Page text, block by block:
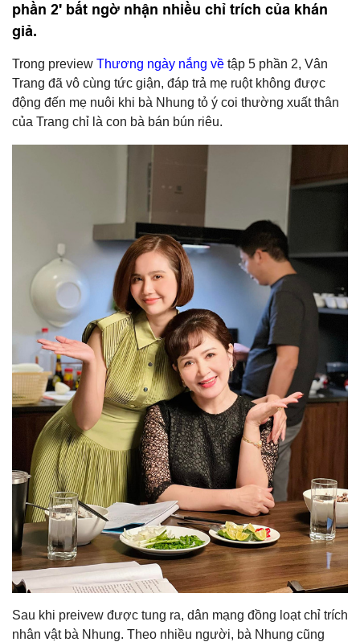
phần 2' bất ngờ nhận nhiều chỉ trích của khán
giả.
Trong preview Thương ngày nắng về tập 5 phần 2, Vân
Trang đã vô cùng tức giận, đáp trả mẹ ruột không được
động đến mẹ nuôi khi bà Nhung tỏ ý coi thường xuất thân
của Trang chỉ là con bà bán bún riêu.
Sau khi preivew được tung ra, dân mạng đồng loạt chỉ trích
nhân vật bà Nhung. Theo nhiều người, bà Nhung cũng